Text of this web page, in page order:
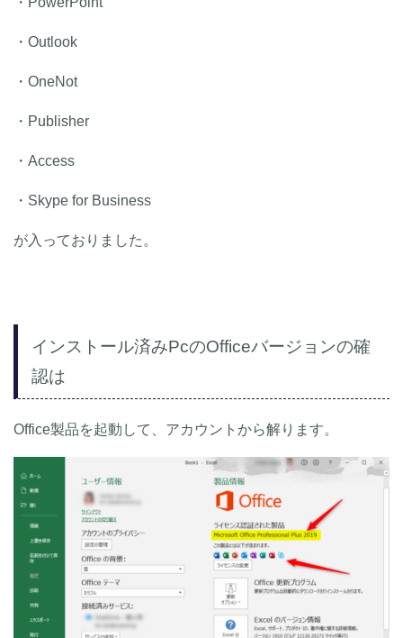
・Outlook
・OneNot
・Publisher
・Access
・Skype for Business
が入っておりました。
インストール済みPcのOfficeバージョンの確
認は
Office製品を起動して、アカウントから解ります。